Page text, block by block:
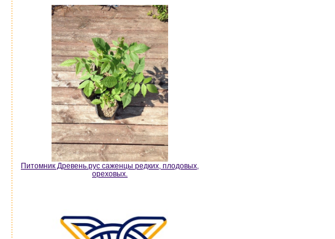
Питомник Древень.рус саженцы редких, плодовых,
ореховых.